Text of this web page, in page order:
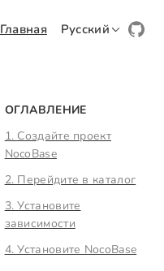
Главная Русский
ОГЛАВЛЕНИЕ
1. Создайте проект
NocoBase
2. Перейдите в каталог
3. Установите
зависимости
4. Установите NocoBase